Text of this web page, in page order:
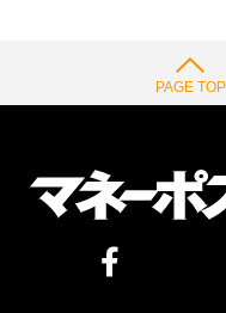
PAGE TOP